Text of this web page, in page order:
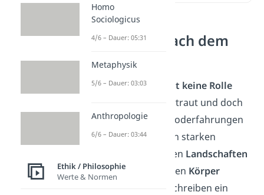
Was passiert nach dem
Tod?
Ein Moment, in dem
Zeit keine Rolle
mehr spielt. Alles ist vertraut und doch
völlig anders. Wer Nahtoderfahrungen
schildert, spricht oft von starken
Bildern: Menschen sehen Landschaften
oder spüren, wie sie ihren Körper
. Manche beschreiben ein
Homo
Sociologicus
4/6 – Dauer: 05:31
Metaphysik
5/6 – Dauer: 03:03
Anthropologie
6/6 – Dauer: 03:44
Ethik / Philosophie
Werte & Normen